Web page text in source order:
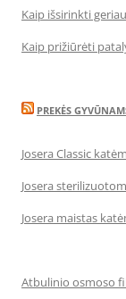
Kaip išsirinkti
Kaip prižiūrėti
PREKĖS
Josera Classic
Josera
Josera maistas
Atbulinio osmoso